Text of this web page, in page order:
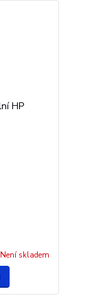
Není skladem